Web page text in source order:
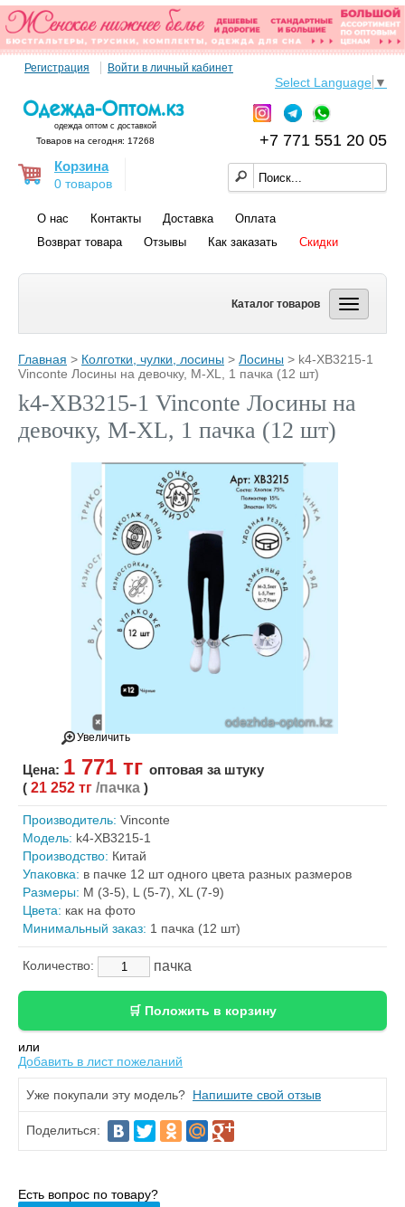
Регистрация Войти в личный кабинет
Select Language ▼
одежда оптом с доставкой
+7 771 551 20 05
Товаров на сегодня: 17268
Корзина
0 товаров
О нас Контакты Доставка
Оплата
Возврат товара
Отзывы Как заказать Скидки
Каталог товаров
Главная > Колготки, чулки, лосины > Лосины > k4-XB3215-1
Vinconte Лосины на девочку, M-XL, 1 пачка (12 шт)
k4-XB3215-1 Vinconte Лосины на
девочку, M-XL, 1 пачка (12 шт)
Увеличить
Цена: 1 771 тг оптовая за штуку
( 21 252 тг /пачка )
Производитель: Vinconte
Модель: k4-XB3215-1
Производство: Китай
Упаковка: в пачке 12 шт одного цвета разных размеров
Размеры: M (3-5), L (5-7), XL (7-9)
Цвета: как на фото
Минимальный заказ: 1 пачка (12 шт)
Количество: пачка
или
Добавить в лист пожеланий
Уже покупали эту модель? Напишите свой отзыв
Поделиться:
Есть вопрос по товару?